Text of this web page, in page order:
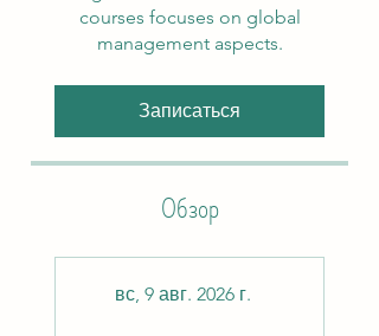
courses focuses on global
management aspects.
Записаться
Обзор
вс, 9 авг. 2026 г.